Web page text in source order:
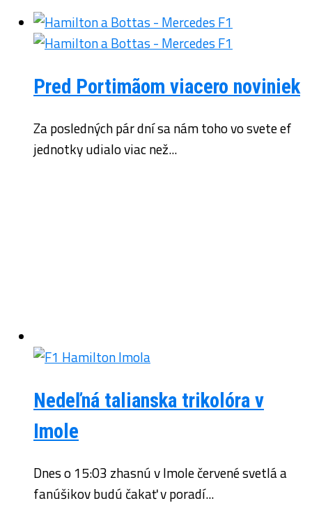
Pred Portimãom viacero noviniek
Za posledných pár dní sa nám toho vo svete ef
jednotky udialo viac než...
Nedeľná talianska trikolóra v
Imole
Dnes o 15:03 zhasnú v Imole červené svetlá a
fanúšikov budú čakať v poradí...